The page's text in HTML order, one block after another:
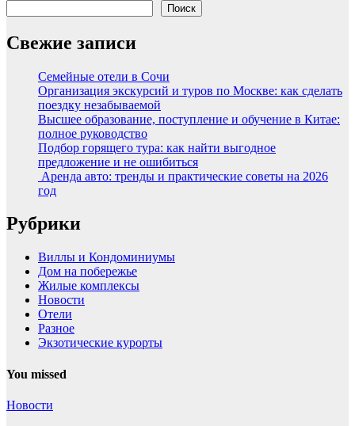
Поиск
Свежие записи
Семейные отели в Сочи
Организация экскурсий и туров по Москве: как сделать
поездку незабываемой
Высшее образование, поступление и обучение в Китае:
полное руководство
Подбор горящего тура: как найти выгодное
предложение и не ошибиться
Аренда авто: тренды и практические советы на 2026
год
Рубрики
Виллы и Кондоминиумы
Дом на побережье
Жилые комплексы
Новости
Отели
Разное
Экзотические курорты
You missed
Новости